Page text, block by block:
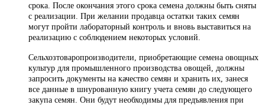
срока. После окончания этого срока семена должны быть сняты
с реализации. При желании продавца остатки таких семян
могут пройти лабораторный контроль и вновь выставиться на
реализацию с соблюдением некоторых условий.
Сельхозтоваропроизводители, приобретающие семена овощных
культур для промышленного производства овощей, должны
запросить документы на качество семян и хранить их, занеся
все данные в шнурованную книгу учета семян до следующего
закупа семян. Они будут необходимы для предъявления при